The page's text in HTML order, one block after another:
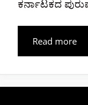
ಕರ್ನಾಟಕದ
Read more